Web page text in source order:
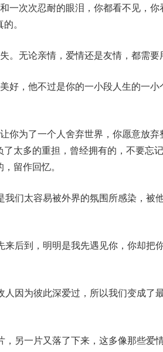
一次次忍耐的眼泪，你都看不见，你
。
无论亲情，爱情还是友情，都需要
好，他不过是你的一小段人生的一小
你为了一个人舍弃世界，你愿意放弃
太多的重担，曾经拥有的，不要忘
留作回忆。
们太容易被外界的氛围所感染，被
后到，明明是我先遇见你，你却把
因为彼此深爱过，所以我们变成了
另一片又落了下来，这多像那些爱